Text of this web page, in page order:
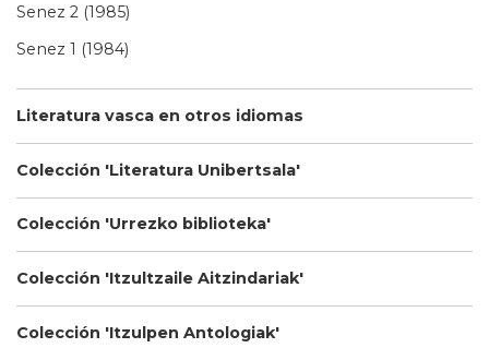
Senez 2 (1985)
Senez 1 (1984)
Literatura vasca en otros idiomas
Colección 'Literatura Unibertsala'
Colección 'Urrezko biblioteka'
Colección 'Itzultzaile Aitzindariak'
Colección 'Itzulpen Antologiak'